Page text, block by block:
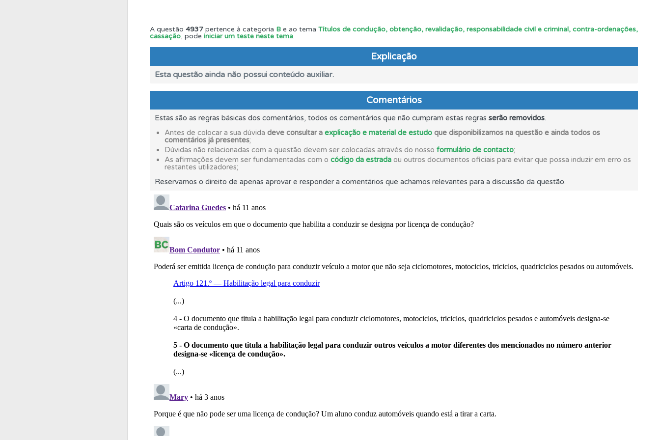
Perfil Veja as questões que errou no seu perfil.
Biblioteca Consulte o código da estrada na nossa biblioteca.
Conta Crie uma conta para poder partilhar o seu perfil com os seus amigos.
Questões Consulte os comentários da questão quando tem dúvidas.
Testes O teste "Difícil" apresenta-lhe as questões mais falhadas na plataforma.
Crie uma conta para ter acesso às suas estatísticas em qualquer equipamento.
A questão 4937 pertence à categoria B e ao tema Títulos de condução, obtenção, revalidação, responsabilidade civil e criminal, contra-ordenações,
cassação, pode iniciar um teste neste tema.
Explicação
Esta questão ainda não possui conteúdo auxiliar.
Comentários
Estas são as regras básicas dos comentários, todos os comentários que não cumpram estas regras serão removidos.
Antes de colocar a sua dúvida deve consultar a explicação e material de estudo que disponibilizamos na questão e ainda todos os
comentários já presentes;
Dúvidas não relacionadas com a questão devem ser colocadas através do nosso formulário de contacto;
As afirmações devem ser fundamentadas com o código da estrada ou outros documentos oficiais para evitar que possa induzir em erro os
restantes utilizadores;
Reservamos o direito de apenas aprovar e responder a comentários que achamos relevantes para a discussão da questão.